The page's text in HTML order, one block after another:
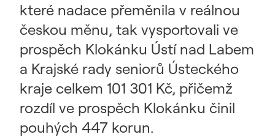
které nadace přeměnila v reálnou
českou měnu, tak vysportovali ve
prospěch Klokánku Ústí nad Labem
a Krajské rady seniorů Ústeckého
kraje celkem 101 301 Kč, přičemž
rozdíl ve prospěch Klokánku činil
pouhých 447 korun.